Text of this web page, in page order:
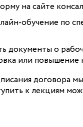
на сайте
обучение по
документы о
или повышение
договора
к лекциям